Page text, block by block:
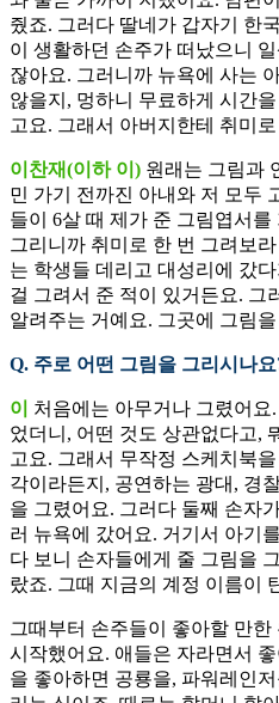
줬죠. 그러다 딸네가 갑자기 한
이 생활하던 손주가 떠났으니
잖아요. 그러니까 뉴욕에 사는
않을지, 멍하니 무료하게 시간
고요. 그래서 아버지한테 취미
이찬재(이하 이) 원래는 그림과
민 가기 전까진 아내와 저 모두
들이 6살 때 제가 준 그림엽서
그리니까 취미로 한 번 그려보
는 학생들 데리고 대성리에 갔
걸 그려서 준 적이 있거든요. 그
알려주는 거예요. 그곳에 그림
Q. 주로 어떤 그림을 그리시나요
이
처음에는 아무거나 그렸어
었더니, 어떤 것도 상관없다고,
고요. 그래서 무작정 스케치북
각이라든지, 공연하는 광대, 경
을 그렸어요. 그러다 둘째 손자
러 뉴욕에 갔어요. 거기서 아기
다 보니 손자들에게 줄 그림을
랐죠. 그때 지금의 계정 이름이
그때부터 손주들이 좋아할 만한
시작했어요. 애들은 자라면서
을 좋아하면 공룡을, 파워레인